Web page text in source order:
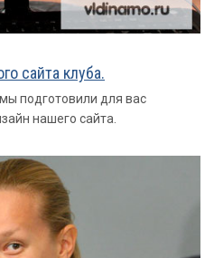
сайта клуба.
подготовили для вас
нашего сайта.